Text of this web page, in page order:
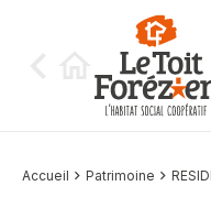
Accueil Patrimoine